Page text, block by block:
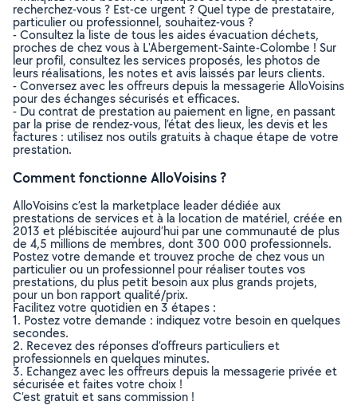
recherchez-vous ? Est-ce urgent ? Quel type de prestataire,
particulier ou professionnel, souhaitez-vous ?
- Consultez la liste de tous les aides évacuation déchets,
proches de chez vous à L'Abergement-Sainte-Colombe ! Sur
leur profil, consultez les services proposés, les photos de
leurs réalisations, les notes et avis laissés par leurs clients.
- Conversez avec les offreurs depuis la messagerie AlloVoisins
pour des échanges sécurisés et efficaces.
- Du contrat de prestation au paiement en ligne, en passant
par la prise de rendez-vous, l’état des lieux, les devis et les
factures : utilisez nos outils gratuits à chaque étape de votre
prestation.
Comment fonctionne AlloVoisins ?
AlloVoisins c’est la marketplace leader dédiée aux
prestations de services et à la location de matériel, créée en
2013 et plébiscitée aujourd’hui par une communauté de plus
de 4,5 millions de membres, dont 300 000 professionnels.
Postez votre demande et trouvez proche de chez vous un
particulier ou un professionnel pour réaliser toutes vos
prestations, du plus petit besoin aux plus grands projets,
pour un bon rapport qualité/prix.
Facilitez votre quotidien en 3 étapes :
1. Postez votre demande : indiquez votre besoin en quelques
secondes.
2. Recevez des réponses d’offreurs particuliers et
professionnels en quelques minutes.
3. Echangez avec les offreurs depuis la messagerie privée et
sécurisée et faites votre choix !
C’est gratuit et sans commission !